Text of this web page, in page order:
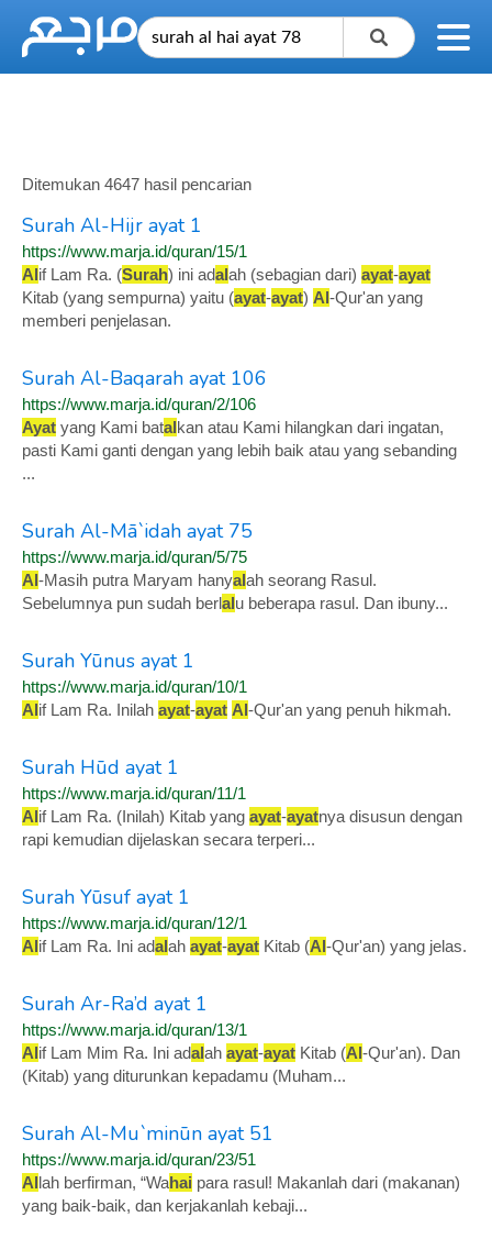
Ditemukan 4647 hasil pencarian
Surah Al-Hijr ayat 1
https://www.marja.id/quran/15/1
Alif Lam Ra. (Surah) ini adalah (sebagian dari) ayat-ayat
Kitab (yang sempurna) yaitu (ayat-ayat) Al-Qur'an yang
memberi penjelasan.
Surah Al-Baqarah ayat 106
https://www.marja.id/quran/2/106
Ayat yang Kami batalkan atau Kami hilangkan dari ingatan,
pasti Kami ganti dengan yang lebih baik atau yang sebanding
...
Surah Al-Mā`idah ayat 75
https://www.marja.id/quran/5/75
Al-Masih putra Maryam hanyalah seorang Rasul.
Sebelumnya pun sudah berlalu beberapa rasul. Dan ibuny...
Surah Yūnus ayat 1
https://www.marja.id/quran/10/1
Alif Lam Ra. Inilah ayat-ayat Al-Qur'an yang penuh hikmah.
Surah Hūd ayat 1
https://www.marja.id/quran/11/1
Alif Lam Ra. (Inilah) Kitab yang ayat-ayatnya disusun dengan
rapi kemudian dijelaskan secara terperi...
Surah Yūsuf ayat 1
https://www.marja.id/quran/12/1
Alif Lam Ra. Ini adalah ayat-ayat Kitab (Al-Qur'an) yang jelas.
Surah Ar-Ra’d ayat 1
https://www.marja.id/quran/13/1
Alif Lam Mim Ra. Ini adalah ayat-ayat Kitab (Al-Qur'an). Dan
(Kitab) yang diturunkan kepadamu (Muham...
Surah Al-Mu`minūn ayat 51
https://www.marja.id/quran/23/51
Allah berfirman, “Wahai para rasul! Makanlah dari (makanan)
yang baik-baik, dan kerjakanlah kebaji...